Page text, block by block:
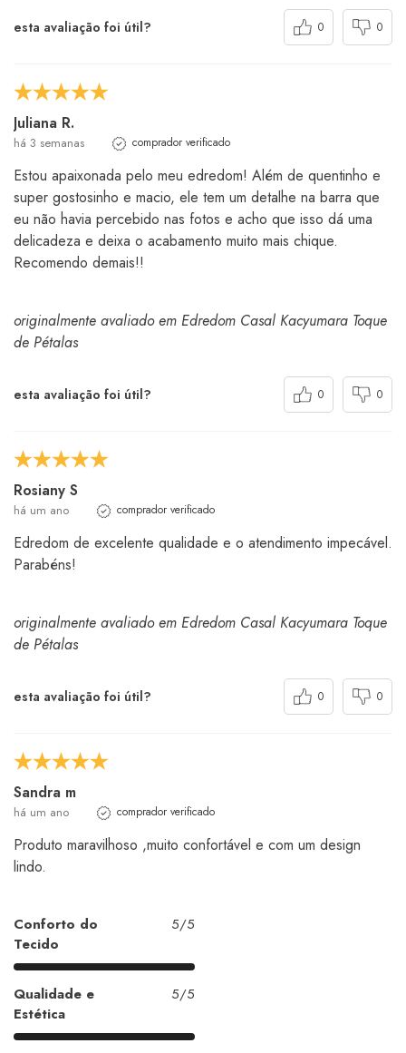
esta avaliação foi útil? 0 0
Juliana R.
há 3 semanas comprador verificado
Estou apaixonada pelo meu edredom! Além de quentinho e
super gostosinho e macio, ele tem um detalhe na barra que
eu não havia percebido nas fotos e acho que isso dá uma
delicadeza e deixa o acabamento muito mais chique.
Recomendo demais!!
originalmente avaliado em Edredom Casal Kacyumara Toque
de Pétalas
esta avaliação foi útil? 0 0
Rosiany S
há um ano comprador verificado
Edredom de excelente qualidade e o atendimento impecável.
Parabéns!
originalmente avaliado em Edredom Casal Kacyumara Toque
de Pétalas
esta avaliação foi útil? 0 0
Sandra m
há um ano comprador verificado
Produto maravilhoso ,muito confortável e com um design
lindo.
Conforto do
Tecido
5/5
Qualidade e
Estética
5/5